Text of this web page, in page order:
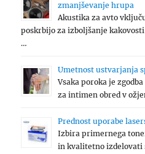
zmanjševanje hrupa
Akustika za avto
poskrbijo za izboljšanje
…
Umetnost ustvarjanja
Vsaka poroka je
za intimen obred v
Prednost uporabe
Izbira primernega
in kvalitetno izdelovati